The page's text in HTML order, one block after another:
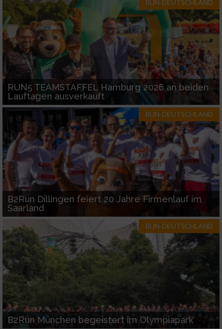
RUN-DEUTSCHLAND
RUN5 TEAMSTAFFEL Hamburg 2026 an beiden
Lauftagen ausverkauft
RUN-DEUTSCHLAND
B2Run Dillingen feiert 20 Jahre Firmenlauf im
Saarland
RUN-DEUTSCHLAND
B2Run München begeistert im Olympiapark
Verwendung genauer Standortdaten
Geräte anhand von aktiv angeforderten
Informationen identifizieren
Nicht-IAB-Verarbeitungszwecke:
Notwendig
Performance
Funktional
Werbung